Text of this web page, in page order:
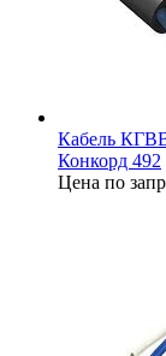
Кабель
Конкорд 492
Цена по